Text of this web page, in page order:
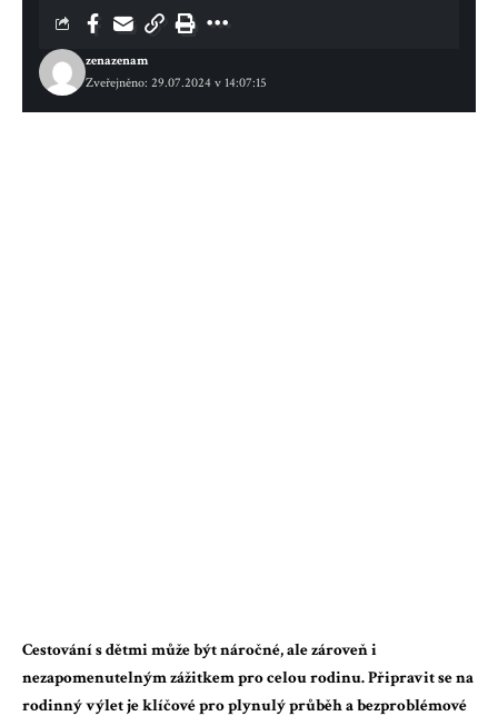
Zveřejněno: 29.07.2024 v 14:07:15
zenazenam
Cestování s dětmi může být náročné, ale zároveň i
nezapomenutelným zážitkem pro celou rodinu. Připravit se na
rodinný výlet je klíčové pro plynulý průběh a bezproblémové